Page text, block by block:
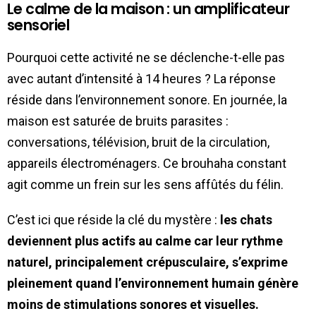
Le calme de la maison : un amplificateur
sensoriel
Pourquoi cette activité ne se déclenche-t-elle pas
avec autant d’intensité à 14 heures ? La réponse
réside dans l’environnement sonore. En journée, la
maison est saturée de bruits parasites :
conversations, télévision, bruit de la circulation,
appareils électroménagers. Ce brouhaha constant
agit comme un frein sur les sens affûtés du félin.
C’est ici que réside la clé du mystère : les chats
deviennent plus actifs au calme car leur rythme
naturel, principalement crépusculaire, s’exprime
pleinement quand l’environnement humain génère
moins de stimulations sonores et visuelles.